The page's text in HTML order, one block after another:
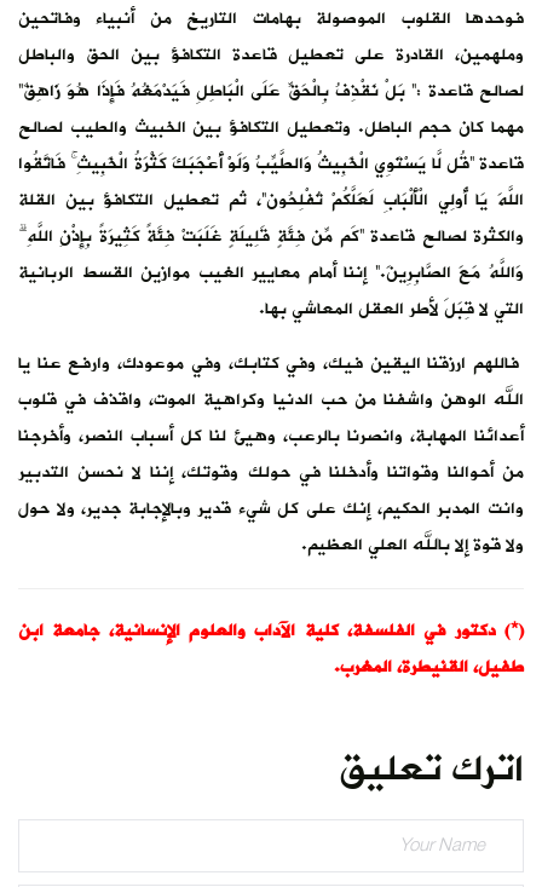
فوحدها القلوب الموصولة بهامات التاريخ من أنبياء وفاتحين
وملهمين، القادرة على تعطيل قاعدة التكافؤ بين الحق والباطل
لصالح قاعدة :” بَلْ نَقْذِفُ بِالْحَقِّ عَلَى الْبَاطِلِ فَيَدْمَغُهُ فَإِذَا هُوَ زَاهِقٌ”
مهما كان حجم الباطل. وتعطيل التكافؤ بين الخبيث والطيب لصالح
قاعدة ”قُل لَّا يَسْتَوِي الْخَبِيثُ وَالطَّيِّبُ وَلَوْ أَعْجَبَكَ كَثْرَةُ الْخَبِيثِ ۚ فَاتَّقُوا
اللَّهَ يَا أُولِي الْأَلْبَابِ لَعَلَّكُمْ تُفْلِحُون“، ثم تعطيل التكافؤ بين القلة
والكثرة لصالح قاعدة ”كَم مِّن فِئَةٍ قَلِيلَةٍ غَلَبَتْ فِئَةً كَثِيرَةً بِإِذْنِ اللَّهِ ۗ
وَاللَّهُ مَعَ الصَّابِرِينَ.“ إننا أمام معايير الغيب موازين القسط الربانية
التي لا قِبَلَ لأطر العقل المعاشي بها.
فاللهم ارزقنا اليقين فيك، وفي كتابك، وفي موعودك، وارفع عنا يا
الله الوهن واشفنا من حب الدنيا وكراهية الموت، واقذف في قلوب
أعدائنا المهابة، وانصرنا بالرعب، وهيئ لنا كل أسباب النصر، وأخرجنا
من أحوالنا وقواتنا وأدخلنا في حولك وقوتك، إننا لا نحسن التدبير
وانت المدبر الحكيم، إنك على كل شيء قدير وبالإجابة جدير، ولا حول
ولا قوة إلا بالله العلي العظيم.
(*) دكتور في الفلسفة، كلية الآداب والعلوم الإنسانية، جامعة ابن
طفيل، القنيطرة، المغرب.
اترك تعليق